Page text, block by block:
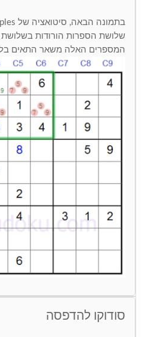
שלושת הספרות הורודות
המספרים האלה משאר התאים בלוח של
סודוקו להדפסה